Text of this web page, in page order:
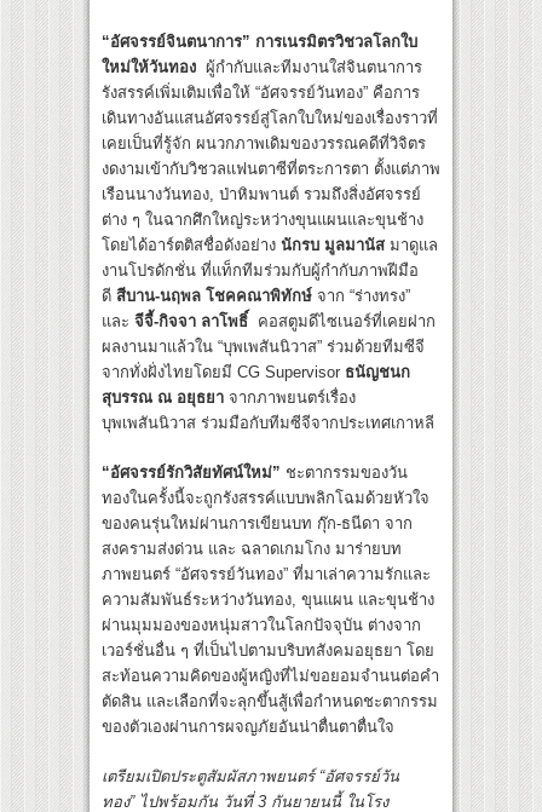
“อัศจรรย์จินตนาการ” การเนรมิตรวิชวลโลกใบ
ใหม่ให้วันทอง ผู้กำกับและทีมงานใส่จินตนาการ
รังสรรค์เพิ่มเติมเพื่อให้ “อัศจรรย์วันทอง” คือการ
เดินทางอันแสนอัศจรรย์สู่โลกใบใหม่ของเรื่องราวที่
เคยเป็นที่รู้จัก ผนวกภาพเดิมของวรรณคดีที่วิจิตร
งดงามเข้ากับวิชวลแฟนตาซีที่ตระการตา ตั้งแต่ภาพ
เรือนนางวันทอง, ป่าหิมพานต์ รวมถึงสิ่งอัศจรรย์
ต่าง ๆ ในฉากศึกใหญ่ระหว่างขุนแผนและขุนช้าง
โดยได้อาร์ตติสชื่อดังอย่าง นักรบ มูลมานัสมาดูแล
งานโปรดักชั่น ที่แท็กทีมร่วมกับผู้กำกับภาพฝีมือ
ดี สีบาน-นฤพล โชคคณาพิทักษ์ จาก “ร่างทรง”
และ จีจี้-กิจจา ลาโพธิ์ คอสตูมดีไซเนอร์ที่เคยฝาก
ผลงานมาแล้วใน “บุพเพสันนิวาส” ร่วมด้วยทีมซีจี
จากทั่งฝั่งไทยโดยมี CG Supervisor ธนัญชนก
สุบรรณ ณ อยุธยา จากภาพยนตร์เรื่อง
บุพเพสันนิวาส ร่วมมือกับทีมซีจีจากประเทศเกาหลี
“อัศจรรย์รักวิสัยทัศน์ใหม่” ชะตากรรมของวัน
ทองในครั้งนี้จะถูกรังสรรค์แบบพลิกโฉมด้วยหัวใจ
ของคนรุ่นใหม่ผ่านการเขียนบท กุ๊ก-ธนีดา จาก
สงครามส่งด่วน และ ฉลาดเกมโกง มาร่ายบท
ภาพยนตร์ “อัศจรรย์วันทอง” ที่มาเล่าความรักและ
ความสัมพันธ์ระหว่างวันทอง, ขุนแผน และขุนช้าง
ผ่านมุมมองของหนุ่มสาวในโลกปัจจุบัน ต่างจาก
เวอร์ชั่นอื่น ๆ ที่เป็นไปตามบริบทสังคมอยุธยา โดย
สะท้อนความคิดของผู้หญิงที่ไม่ขอยอมจำนนต่อคำ
ตัดสิน และเลือกที่จะลุกขึ้นสู้เพื่อกำหนดชะตากรรม
ของตัวเองผ่านการผจญภัยอันน่าตื่นตาตื่นใจ
เตรียมเปิดประตูสัมผัสภาพยนตร์ “อัศจรรย์วัน
ทอง” ไปพร้อมกัน วันที่ 3 กันยายนนี้ ในโรง